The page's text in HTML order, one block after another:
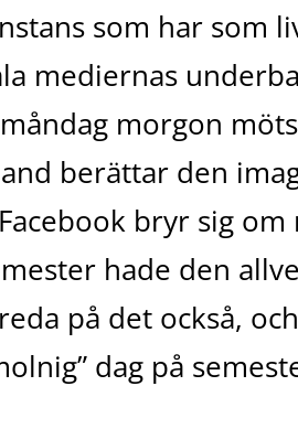
som har som
mediernas
morgon
berättar den
bryr sig om
hade den
på det också,
dag på